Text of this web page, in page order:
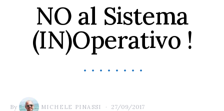
NO al Sistema
(IN)Operativo !
By MICHELE PINASSI 27/09/2017